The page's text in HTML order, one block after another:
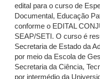
edital para o curso de
Documental, Educação
conforme o EDITAL
SEAP/SETI. O curso é
Secretaria de Estado da
por meio da Escola de
Secretaria da Ciência,
por intermédio da